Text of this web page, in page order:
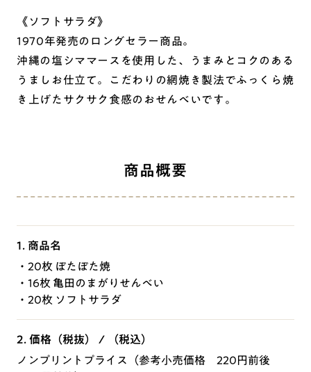
《ソフトサラダ》
1970年発売のロングセラー商品。
沖縄の塩シママースを使用した、うまみとコクのある
うましお仕立て。こだわりの網焼き製法でふっくら焼
き上げたサクサク食感のおせんべいです。
商品概要
1. 商品名
・20枚 ぽたぽた焼
・16枚 亀田のまがりせんべい
・20枚 ソフトサラダ
2. 価格（税抜） / （税込）
ノンプリントプライス（参考小売価格 220円前後